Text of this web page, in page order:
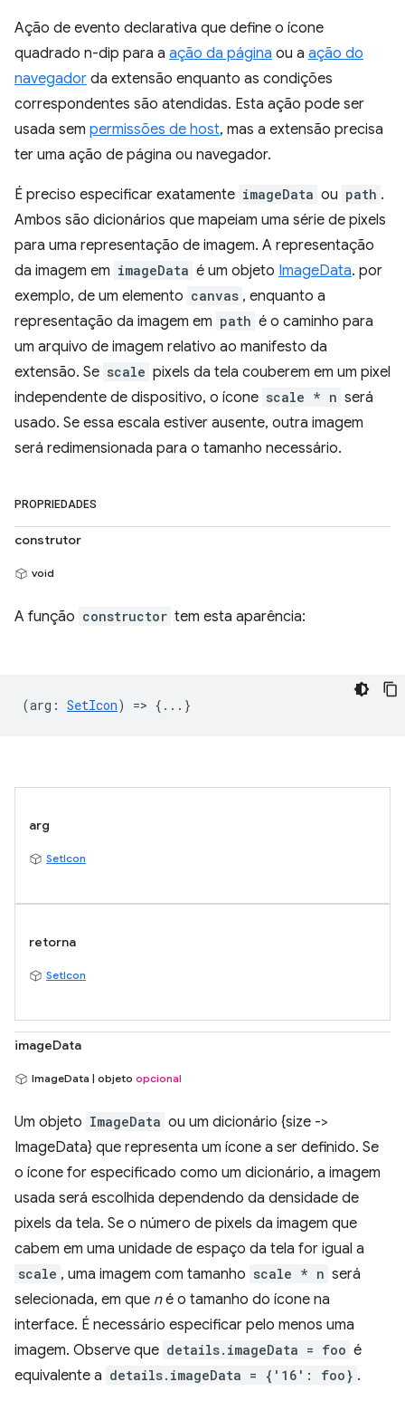
Ação de evento declarativa que define o ícone
quadrado n-dip para a ação da página ou a ação do
navegador da extensão enquanto as condições
correspondentes são atendidas. Esta ação pode ser
usada sem permissões de host, mas a extensão precisa
ter uma ação de página ou navegador.
É preciso especificar exatamente imageData ou path .
Ambos são dicionários que mapeiam uma série de pixels
para uma representação de imagem. A representação
da imagem em imageData é um objeto ImageData. por
exemplo, de um elemento canvas , enquanto a
representação da imagem em path é o caminho para
um arquivo de imagem relativo ao manifesto da
extensão. Se scale pixels da tela couberem em um pixel
independente de dispositivo, o ícone scale * n será
usado. Se essa escala estiver ausente, outra imagem
será redimensionada para o tamanho necessário.
PROPRIEDADES
construtor
void
A função constructor tem esta aparência:
(arg : SetIcon) => {...}
arg
SetIcon
retorna
SetIcon
imageData
ImageData | objeto opcional
Um objeto ImageData ou um dicionário {size ->
ImageData} que representa um ícone a ser definido. Se
o ícone for especificado como um dicionário, a imagem
usada será escolhida dependendo da densidade de
pixels da tela. Se o número de pixels da imagem que
cabem em uma unidade de espaço da tela for igual a
scale , uma imagem com tamanho scale * n será
selecionada, em que né o tamanho do ícone na
interface. É necessário especificar pelo menos uma
imagem. Observe que details.imageData = foo é
equivalente a details.imageData = {'16': foo} .